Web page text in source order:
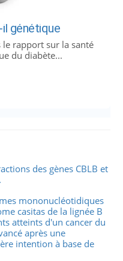
génétique
rapport sur la santé
du diabète...
des gènes CBLB et
mononucléotidiques
casitas de la lignée B
atteints d'un cancer du
après une
intention à base de